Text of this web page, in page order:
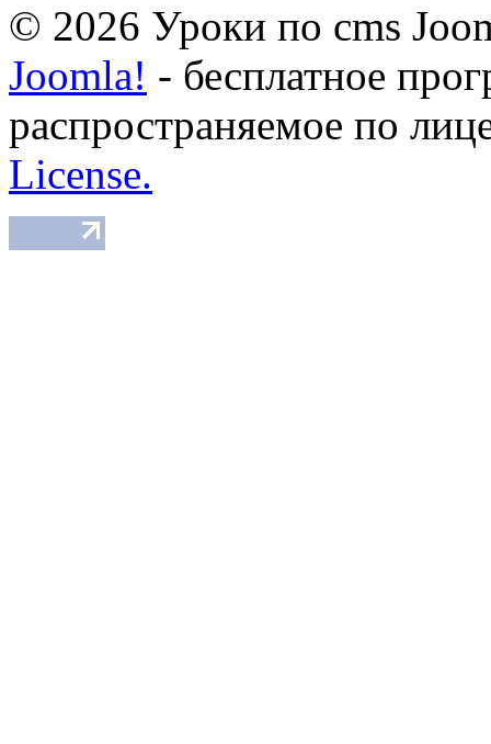
© 2026 Уроки по cms
Joomla! - бесплатное
распространяемое по
License.